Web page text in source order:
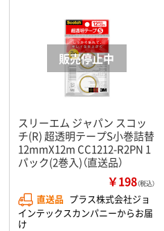
スリーエム ジャパン スコッ
チ(R) 超透明テープS小巻詰替
12mmX12m CC1212-R2PN 1
パック(2巻入)（直送品）
￥198（税込）
直送品 プラス株式会社ジョ
インテックスカンパニーからお届
け